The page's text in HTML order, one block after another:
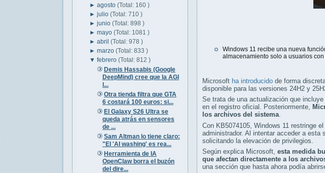
►agosto(Total: 160 )
►julio(Total: 710 )
►junio(Total: 898 )
►mayo(Total: 1081 )
►abril(Total: 978 )
►marzo(Total: 833 )
▼febrero(Total: 812 )
Demis Hassabis (Google
DeepMind) cree que la AGI
l...
Otra tienda filtra que GTA
6 costará 100 euros: si...
El Galaxy S26 Ultra se
queda atrás en sensores
de ...
Sam Altman lo tiene claro:
"El 'AI washing' es rea...
Herramienta de IA
OpenClaw borra el buzón
del dire...
Windows 11 recibe una nueva
almacenamiento solo a usuarios
Microsoft ha introducido de forma
disponible para las versiones 24H2 y
Se trata de una actualización que
en el registro oficial. Posteriormente,
los archivos del sistema.
Con KB5074105, Windows 11 restringe
administrador. Al intentar acceder a esta
solicitando la elevación de privilegios.
Según explica Microsoft, esta medida
que afectan directamente a los
una sección que hasta ahora podía